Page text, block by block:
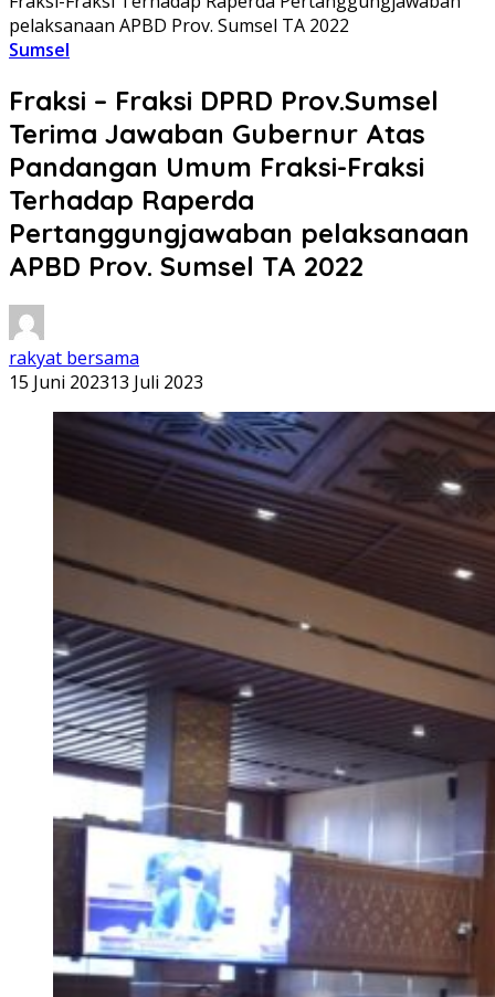
pelaksanaan APBD Prov. Sumsel TA 2022
Sumsel
Fraksi – Fraksi DPRD Prov.Sumsel
Terima Jawaban Gubernur Atas
Pandangan Umum Fraksi-Fraksi
Terhadap Raperda
Pertanggungjawaban pelaksanaan
APBD Prov. Sumsel TA 2022
rakyat bersama
15 Juni 202313 Juli 2023